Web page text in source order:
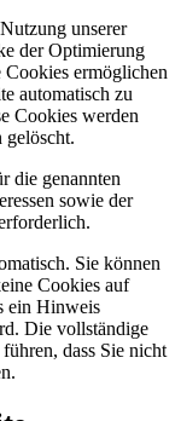
unserer
der Optimierung
Cookies ermöglichen
automatisch zu
Cookies werden
gelöscht.
die genannten
sowie der
Sie können
Cookies auf
ein Hinweis
Die vollständige
dass Sie nicht